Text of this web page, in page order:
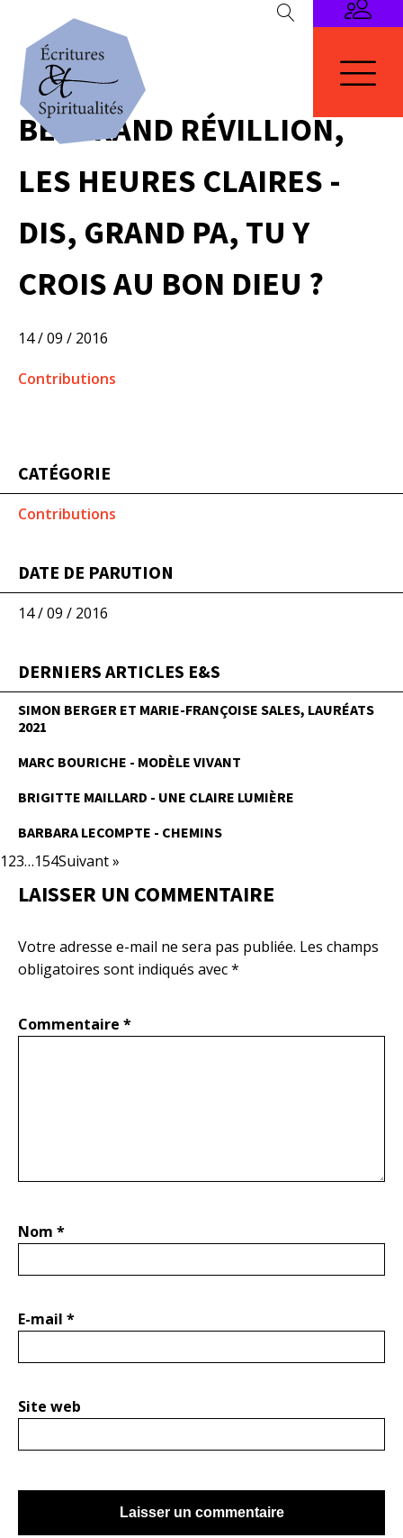
BERTRAND RÉVILLION,
LES HEURES CLAIRES -
DIS, GRAND PA, TU Y
CROIS AU BON DIEU ?
14 / 09 / 2016
Contributions
CATÉGORIE
Contributions
DATE DE PARUTION
14 / 09 / 2016
DERNIERS ARTICLES E&S
SIMON BERGER ET MARIE-FRANÇOISE SALES, LAURÉATS
2021
MARC BOURICHE - MODÈLE VIVANT
BRIGITTE MAILLARD - UNE CLAIRE LUMIÈRE
BARBARA LECOMPTE - CHEMINS
123…154Suivant »
LAISSER UN COMMENTAIRE
Votre adresse e-mail ne sera pas publiée. Les champs
obligatoires sont indiqués avec*
Commentaire *
Nom *
E-mail *
Site web